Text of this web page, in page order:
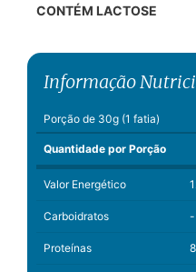
CONTÉM LACTOSE
Informação
Porção de 30g (1 fatia)
Quantidade por Porção
Valor Energético
Carboidratos -
Proteínas